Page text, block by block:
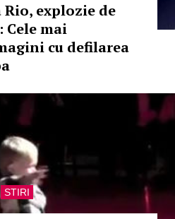
explozie de
Cele mai
cu defilarea
STIRI